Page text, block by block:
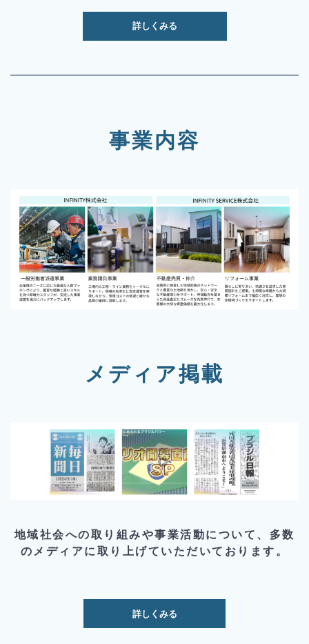
詳しくみる
事業内容
メディア掲載
地域社会への取り組みや事業活動について、多数
のメディアに取り上げていただいております。
詳しくみる